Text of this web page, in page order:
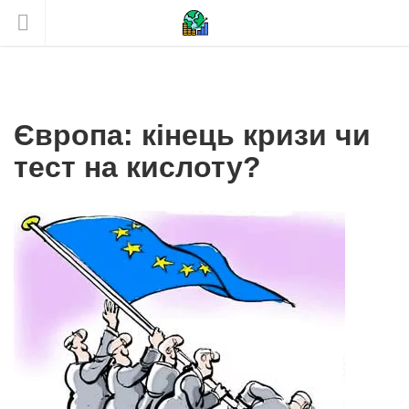
Європа: кінець кризи чи
тест на кислоту?